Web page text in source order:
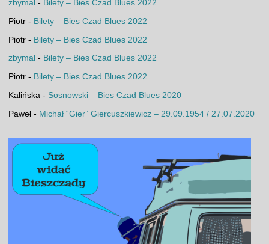
zbymal - Bilety – Bies Czad Blues 2022
Piotr- Bilety – Bies Czad Blues 2022
Piotr- Bilety – Bies Czad Blues 2022
zbymal - Bilety – Bies Czad Blues 2022
Piotr- Bilety – Bies Czad Blues 2022
Kalińska - Sosnowski – Bies Czad Blues 2020
Paweł- Michał “Gier” Giercuszkiewicz – 29.09.1954 / 27.07.2020